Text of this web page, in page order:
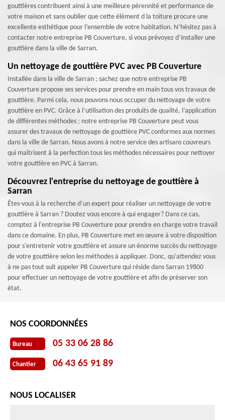
gouttières contribuent ainsi à une meilleure pérennité et performance de
votre maison et sans oublier que cette élément d la toiture procure une
excellente esthétique pour l’ensemble de votre habitation. N’hésitez pas à
contacter notre entreprise PB Couverture, si vous prévoyez d’installer une
gouttière dans la ville de Sarran.
Un nettoyage de gouttière PVC avec PB Couverture
Installée dans la ville de Sarran ; sachez que notre entreprise PB
Couverture propose ses services pour prendre en main tous vos travaux de
gouttière. Parmi cela, nous pouvons nous occuper du nettoyage de votre
gouttière en PVC. Grâce à l’utilisation des produits de qualité, l’application
de différentes méthodes ; notre entreprise PB Couverture peut vous
assurer des travaux de nettoyage de gouttière PVC conformes aux normes
dans la ville de Sarran. Nous avons à notre service des artisans couvreurs
qui maîtrisent à la perfection tous les méthodes nécessaires pour nettoyer
votre gouttière en PVC à Sarran.
Découvrez l'entreprise du nettoyage de gouttière à
Sarran
Êtes-vous à la recherche d’un expert pour réaliser un nettoyage de votre
gouttière à Sarran ? Doutez vous encore à qui engager? Dans ce cas,
comptez à l'entreprise PB Couverture pour prendre en charge votre travail
dans ce domaine. En plus, PB Couverture met en œuvre à votre disposition
pour s'entretenir votre gouttière et assure un énorme succès du nettoyage
de votre gouttière selon les méthodes à appliquer. Donc, qu'attendez vous
à ne pas tout suit appeler PB Couverture qui réside dans Sarran 19800
pour effectuer un nettoyage de votre gouttière et afin de préserver son
état.
NOS COORDONNÉES
Bureau 05 33 06 28 86
Chantier 06 43 65 91 89
NOUS LOCALISER